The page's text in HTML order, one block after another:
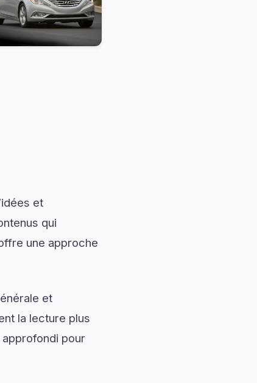
et
qui
une approche
et
la lecture plus
pour